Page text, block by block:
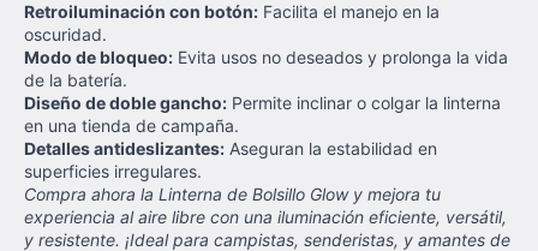
Retroiluminación con botón: Facilita el manejo en la
oscuridad.
Modo de bloqueo: Evita usos no deseados y prolonga la vida
de la batería.
Diseño de doble gancho: Permite inclinar o colgar la linterna
en una tienda de campaña.
Detalles antideslizantes: Aseguran la estabilidad en
superficies irregulares.
Compra ahora la Linterna de Bolsillo Glow y mejora tu
experiencia al aire libre con una iluminación eficiente, versátil,
y resistente. ¡Ideal para campistas, senderistas, y amantes de